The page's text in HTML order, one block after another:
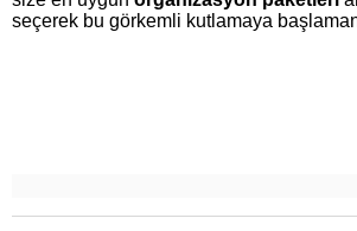
seçerek bu görkemli kutlamaya